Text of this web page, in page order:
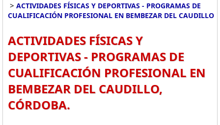
> ACTIVIDADES FÍSICAS Y DEPORTIVAS - PROGRAMAS DE
CUALIFICACIÓN PROFESIONAL EN BEMBEZAR DEL CAUDILLO
ACTIVIDADES FÍSICAS Y
DEPORTIVAS - PROGRAMAS DE
CUALIFICACIÓN PROFESIONAL EN
BEMBEZAR DEL CAUDILLO,
CÓRDOBA.